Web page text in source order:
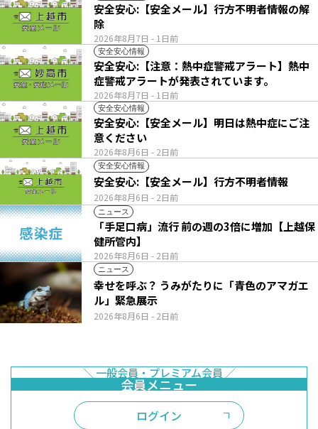
2026年8月7日 - 1日前
安全安心:【安全メール】行方不明者情報の解
除
安全安心情報
2026年8月7日 - 1日前
安全安心:【注意：熱中症警戒アラート】熱中
症警戒アラートが発表されています。
安全安心情報
2026年8月6日 - 2日前
安全安心:【安全メール】明日は熱中症にご注
意ください
安全安心情報
2026年8月6日 - 2日前
安全安心:【安全メール】行方不明者情報
ニュース
2026年8月6日 - 2日前
「手足口病」流行 前の週の3倍に増加【上越保
健所管内】
ニュース
2026年8月6日 - 2日前
幸せを呼ぶ？ うみがたりに「青色のアマガエ
ル」緊急展示
ログイン